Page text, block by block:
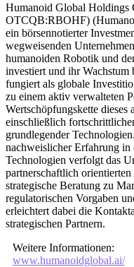
Humanoid Global
OTCQB:RBOHF)
ein börsennotierter
wegweisenden
humanoiden Robotik und
investiert und ihr Wachstum
fungiert als globale
zu einem aktiv verwalteten
Wertschöpfungskette dieses
einschließlich
grundlegender
nachweislicher Erfahrung
Technologien verfolgt das
partnerschaftlich
strategische Beratung zu
regulatorischen Vorgaben
erleichtert dabei die
strategischen Partnern.
Weitere Informationen:
www.humanoidglobal.ai/